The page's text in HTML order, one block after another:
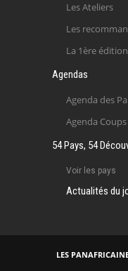
Les Ateliers
Les
La 1ère édition
Agendas
Agenda des
Agenda
54 Pays, 54
Voir les pays
Actualités du
LES